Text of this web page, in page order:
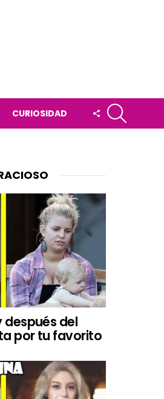
CURIOSIDAD
FOLLOW
US
después del
por tu favorito